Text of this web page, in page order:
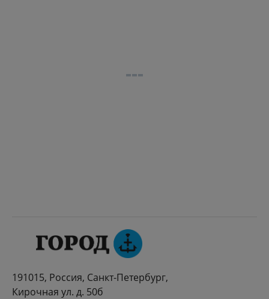
191015, Россия, Санкт-Петербург,
Кирочная ул. д. 50б